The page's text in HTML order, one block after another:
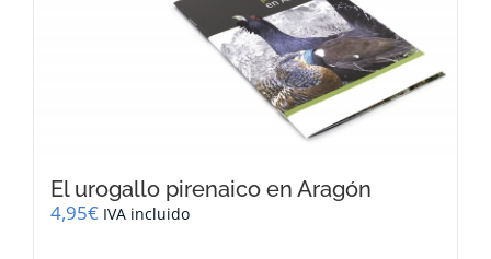
El urogallo pirenaico en Aragón
4,95€ IVA incluido